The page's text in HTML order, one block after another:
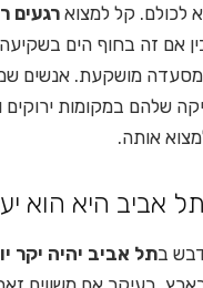
לכולם. קל למצוא רגעים
אם זה בחוף הים
מושקעת. אנשים
שלהם במקומות ירוקים
אותה.
אביב היא הוא
בתל אביב יהיה יקר